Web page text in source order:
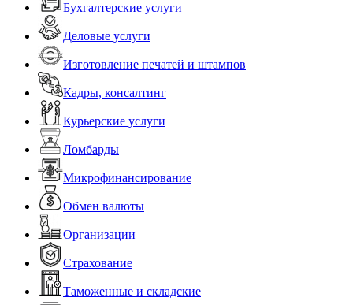
Бухгалтерские услуги
Деловые услуги
Изготовление печатей и штампов
Кадры, консалтинг
Курьерские услуги
Ломбарды
Микрофинансирование
Обмен валюты
Организации
Страхование
Таможенные и складские